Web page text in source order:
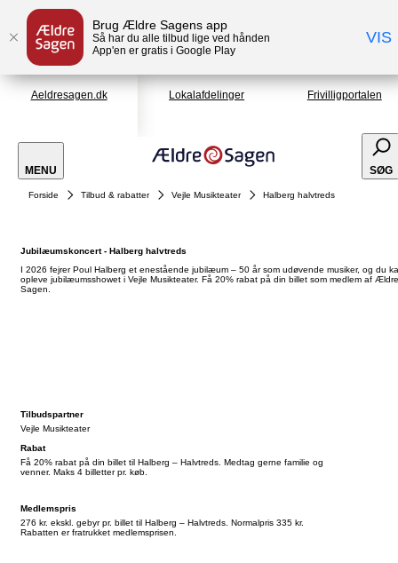
Brug Ældre Sagens app
Så har du alle tilbud lige ved hånden
App'en er gratis i Google Play
VIS
Aeldresagen.dk Lokalafdelinger Frivilligportalen
MENU SØG
Forside Tilbud & rabatter Vejle Musikteater Halberg halvtreds
Jubilæumskoncert - Halberg halvtreds
I 2026 fejrer Poul Halberg et enestående jubilæum – 50 år som udøvende musiker, og du
opleve jubilæumsshowet i Vejle Musikteater. Få 20% rabat på din billet som medlem af Ældre
Sagen.
Tilbudspartner
Vejle Musikteater
Rabat
Få 20% rabat på din billet til Halberg – Halvtreds. Medtag gerne familie og
venner. Maks 4 billetter pr. køb.
Medlemspris
276 kr. ekskl. gebyr pr. billet til Halberg – Halvtreds. Normalpris 335 kr.
Rabatten er fratrukket medlemsprisen.